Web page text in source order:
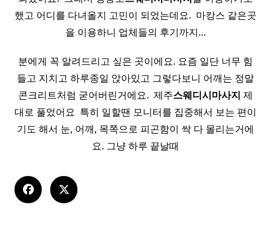
했고 어디를 다녀올지 고민이 되었는데요. ​ 마캉스 같은곳
을 이용하니 업체들의 후기까지…
분에게 꼭 알려드리고 싶은 곳이에요. 요즘 일단 너무 힘
들고 지치고 하루종일 앉아있고 그렇다보니 어깨는 정말
콘크리트처럼 굳어버린거에요. ​ 제주스웨디시마사지 제
대로 풀었어요 ​ 특히 일할땐 모니터를 집중해서 보는 편이
기도 해서 눈, 어깨, 목쪽으로 피곤함이 싹 다 몰리는거에
요. 그냥 하루 끝날때